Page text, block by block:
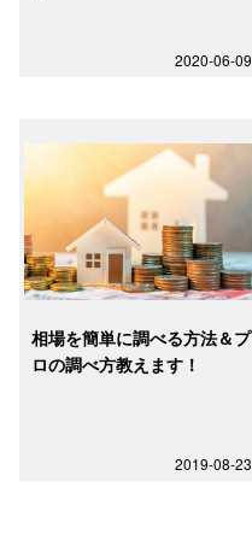
2020-06-09
相場を簡単に調べる方法＆プ
ロの調べ方教えます！
2019-08-23